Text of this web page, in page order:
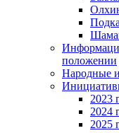
положении
Народные
2023
2024
2025